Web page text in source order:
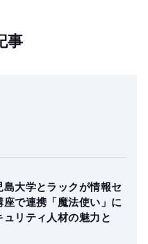
事
島大学とラックが情報セ
座で連携「魔法使い」に
ュリティ人材の魅力と